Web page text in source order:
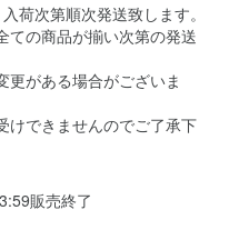
荷次第順次発送致します。
ての商品が揃い次第の発送
更がある場合がございま
けできませんのでご了承下
販売終了